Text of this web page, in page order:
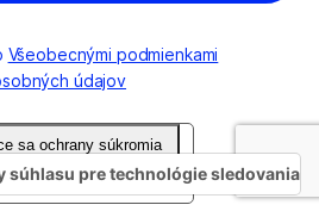
Všeobecnými podmienkami
údajov
sa ochrany súkromia
Vaše predvoľby súhlasu pre technológie sledovania